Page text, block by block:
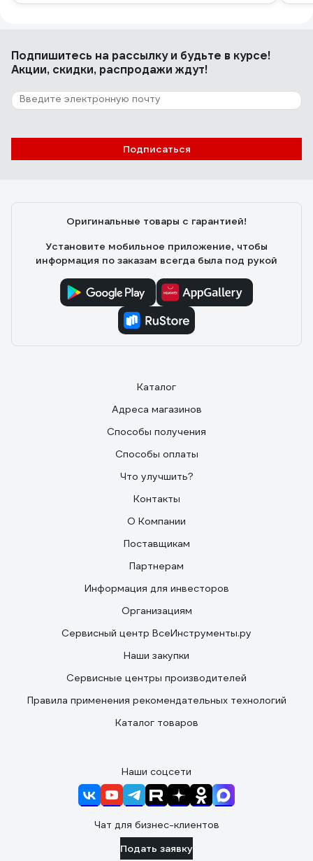
Подпишитесь на рассылкуи будьте в курсе!
Акции, скидки, распродажи ждут!
Подписаться
Оригинальные товары с гарантией!
Установите мобильное приложение, чтобы
информация по заказам всегда была под рукой
Каталог
Адреса магазинов
Способы получения
Способы оплаты
Что улучшить?
Контакты
О Компании
Поставщикам
Партнерам
Информация для инвесторов
Организациям
Сервисный центр ВсеИнструменты.ру
Наши закупки
Сервисные центры производителей
Правила применения рекомендательных технологий
Каталог товаров
Наши соцсети
Чат для бизнес-клиентов
Подать заявку